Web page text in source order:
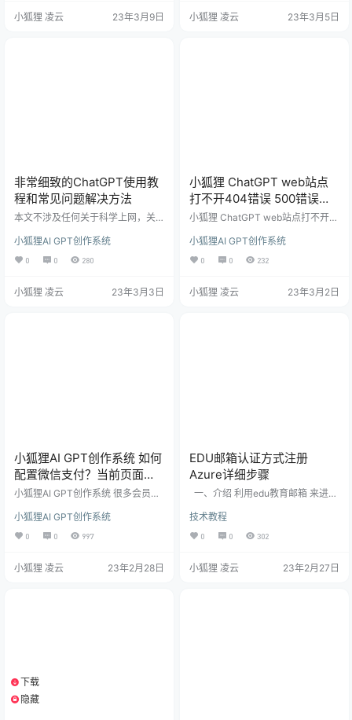
处理。具体操作如下： H5端 找到目
小狐狸 凌云 23年3月9日
大家分享一下。 具体参照下面模板
小狐狸 凌云 23年3月5日
非常细致的ChatGPT使用教
程和常见问题解决方法
本文不涉及任何关于科学上网，关
子！ 切换好美、日、韩、新加坡或
欧洲除意大利的任意地区。 首先，
如果你是一个小白，建议先装一个
有道词典，接下来的操作会更加的
小狐狸AI GPT创作系统
0 0 280
小狐狸 凌云 23年3月3日
小狐狸 ChatGPT web站点
打不开404错误 500错误解
决方法和小程序审核问题
小狐狸 ChatGPT web站点打不开4
审核问题 站点打不开，出现404错
误，对照如下检查处理： 查看站点
后台web站点开关是否打开： web
点参数是否配置，配置是否正确，
小狐狸AI GPT创作系统
0 0 232
小狐狸 凌云 23年3月2日
小狐狸AI GPT创作系统 如何
配置微信支付？当前页面的
URL未注册:https…处理办法
小狐狸AI GPT创作系统 很多会员使
是不太会配置微信支付，或者参数
填写完前端出现“当前页面的URL未
注册:https…”问题如下，具体可对照
点后台->系统配置->支付配置，填
小狐狸AI GPT创作系统
0 0 997
小狐狸 凌云 23年2月28日
EDU邮箱认证方式注册
Azure详细步骤
一、介绍 利用edu教育邮箱 来进行
注册地址：https://portal.azure.co
m/ 2、你的edu邮箱 3、一个干净的
手机号（最好是自用的没撸过az
不要挂代理） 三、具体步骤 1、使
技术教程
0 0 302
小狐狸 凌云 23年2月27日
下载
隐藏